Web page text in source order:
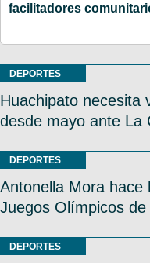
facilitadores
DEPORTES
Huachipato necesita
desde mayo ante La
DEPORTES
Antonella Mora hace
Juegos Olímpicos de
DEPORTES